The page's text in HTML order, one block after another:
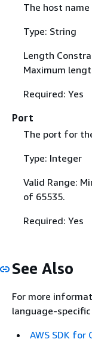
The host
Type: String
Length
Maximum
Required: Yes
Port
The port for
Type: Integer
Valid Range:
of 65535.
Required: Yes
See Also
For more
language-specific
AWS SDK for